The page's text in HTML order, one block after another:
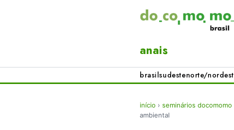
anais
brasilsudestenorte/
início › seminários docomomo
ambiental